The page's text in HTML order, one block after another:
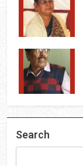
Search